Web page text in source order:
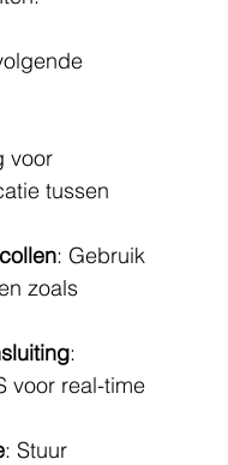
voor
tussen
: Gebruik
zoals
:
voor real-time
: Stuur